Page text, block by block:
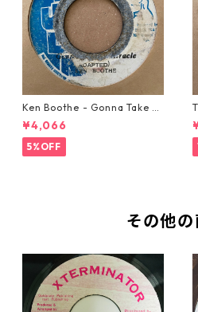
Ken Boothe - Gonna Take A
Miracle【7-21362】
¥4,066
5%OFF
その他の